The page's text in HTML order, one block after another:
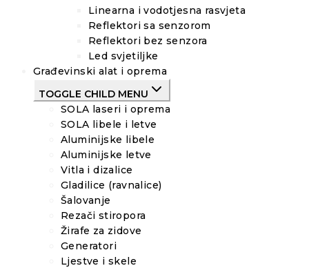
Linearna i vodotjesna rasvjeta
Reflektori sa senzorom
Reflektori bez senzora
Led svjetiljke
Građevinski alat i oprema
TOGGLE CHILD MENU
SOLA laseri i oprema
SOLA libele i letve
Aluminijske libele
Aluminijske letve
Vitla i dizalice
Gladilice (ravnalice)
Šalovanje
Rezači stiropora
Žirafe za zidove
Generatori
Ljestve i skele